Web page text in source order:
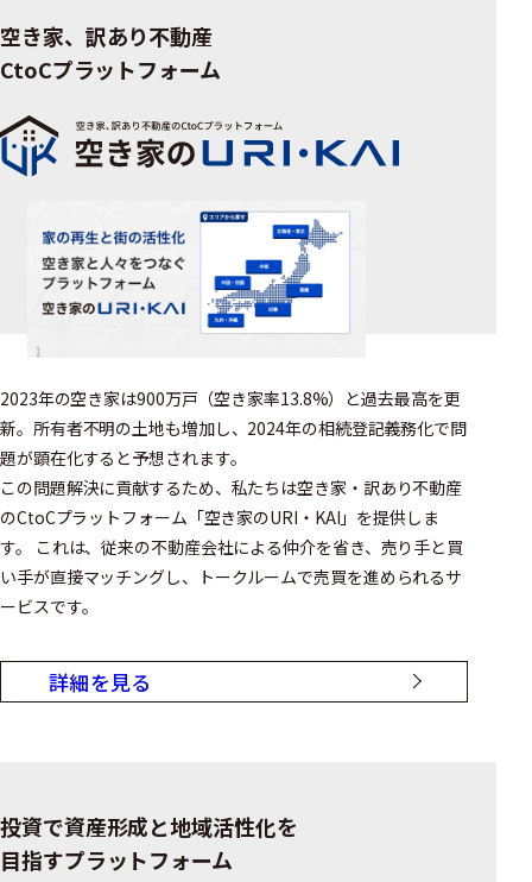
空き家、訳あり不動産
CtoCプラットフォーム
2023年の空き家は900万戸（空き家率13.8%）と過去最高を更
新。所有者不明の土地も増加し、2024年の相続登記義務化で問
題が顕在化すると予想されます。
この問題解決に貢献するため、私たちは空き家・訳あり不動産
のCtoCプラットフォーム「空き家のURI・KAI」を提供しま
す。 これは、従来の不動産会社による仲介を省き、売り手と買
い手が直接マッチングし、トークルームで売買を進められるサ
ービスです。
詳細を見る
投資で資産形成と地域活性化を
目指すプラットフォーム